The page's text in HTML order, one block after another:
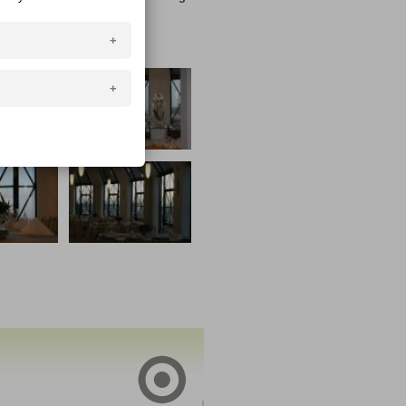
(např.
V
atd.).Cookies
viry, číst
souhlasu a